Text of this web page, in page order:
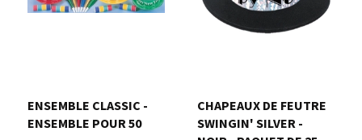
ENSEMBLE CLASSIC -
ENSEMBLE POUR 50
CHAPEAUX DE FEUTRE
SWINGIN' SILVER -